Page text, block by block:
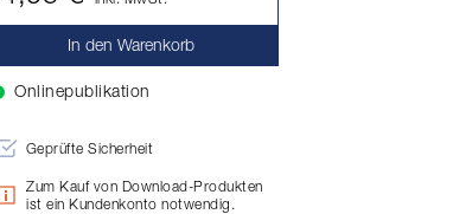
In den Warenkorb
Onlinepublikation
Geprüfte Sicherheit
Zum Kauf von Download-Produkten
ist ein Kundenkonto notwendig.